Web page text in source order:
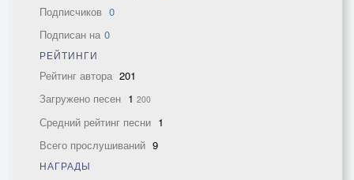
Подписчиков 0
Подписан на 0
РЕЙТИНГИ
Рейтинг автора 201
Загружено песен 1 200
Средний рейтинг песни 1
Всего прослушиваний 9
НАГРАДЫ